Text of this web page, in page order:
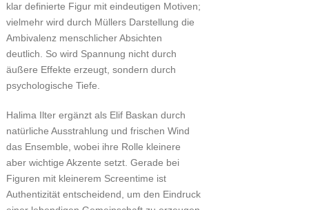
klar definierte Figur mit eindeutigen Motiven;
vielmehr wird durch Müllers Darstellung die
Ambivalenz menschlicher Absichten
deutlich. So wird Spannung nicht durch
äußere Effekte erzeugt, sondern durch
psychologische Tiefe.
Halima Ilter ergänzt als Elif Baskan durch
natürliche Ausstrahlung und frischen Wind
das Ensemble, wobei ihre Rolle kleinere
aber wichtige Akzente setzt. Gerade bei
Figuren mit kleinerem Screentime ist
Authentizität entscheidend, um den Eindruck